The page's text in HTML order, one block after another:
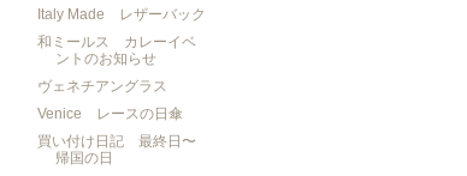
Italy Made レザーバック
和ミールス カレーイベ
ントのお知らせ
ヴェネチアングラス
Venice レースの日傘
買い付け日記 最終日〜
帰国の日